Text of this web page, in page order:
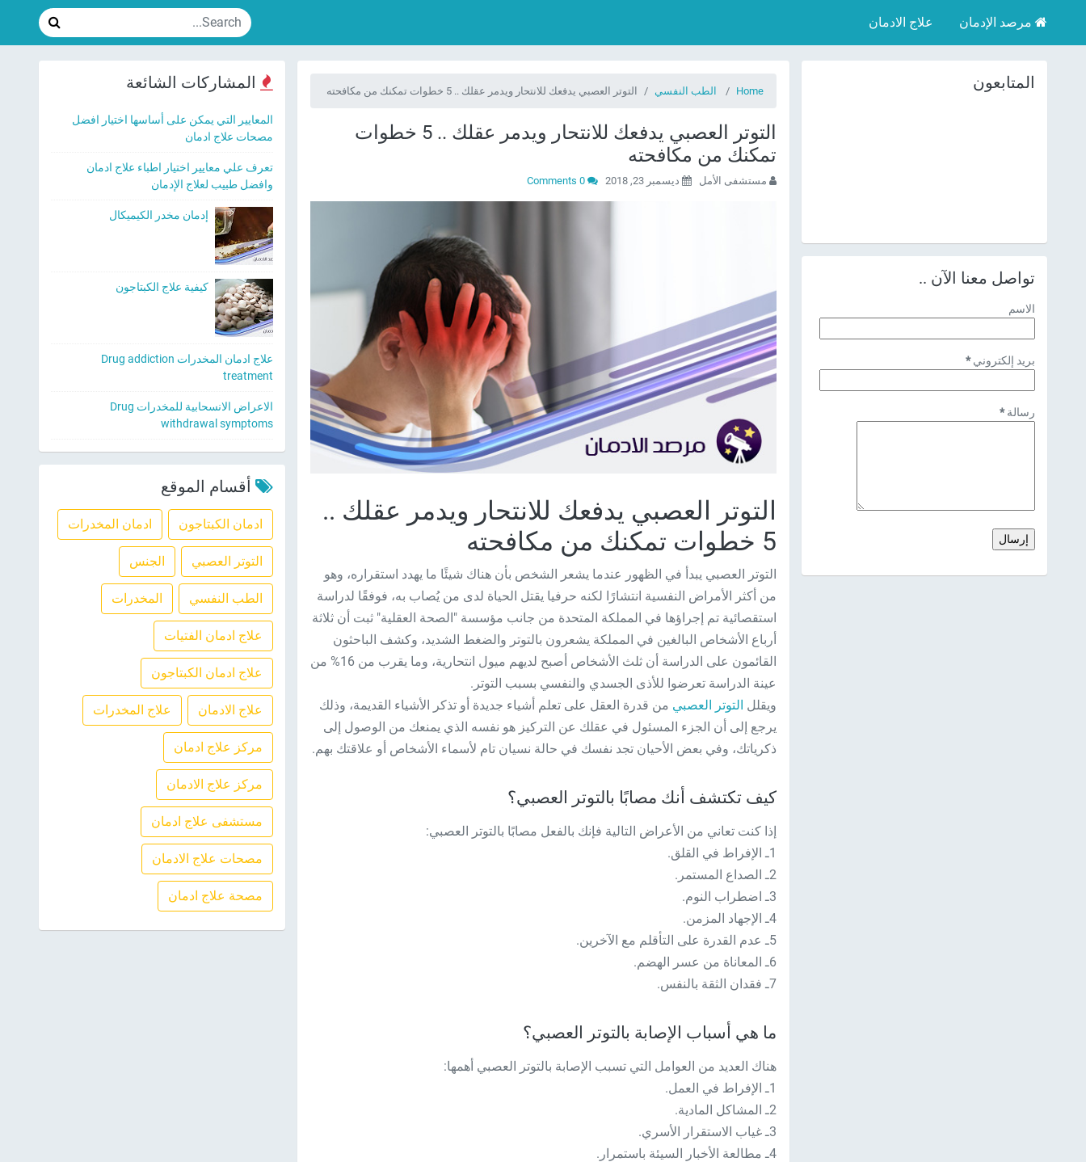
مرصد الإدمان علاج الادمان
Home الطب النفسي التوتر العصبي يدفعك للانتحار ويدمر عقلك .. 5 خطوات تمكنك من مكافحته
التوتر العصبي يدفعك للانتحار ويدمر عقلك .. 5 خطوات
تمكنك من مكافحته
مستشفى الأمل ديسمبر 23, 2018 0 Comments
التوتر العصبي يدفعك للانتحار ويدمر عقلك ..
5 خطوات تمكنك من مكافحته
التوتر العصبي يبدأ في الظهور عندما يشعر الشخص بأن هناك شيئًا ما يهدد استقراره، وهو
من أكثر الأمراض النفسية انتشارًا لكنه حرفيا يقتل الحياة لدى من يُصاب به، فوفقًا لدراسة
استقصائية تم إجراؤها في المملكة المتحدة من جانب مؤسسة "الصحة العقلية" ثبت أن ثلاثة
أرباع الأشخاص البالغين في المملكة يشعرون بالتوتر والضغط الشديد، وكشف الباحثون
القائمون على الدراسة أن ثلث الأشخاص أصبح لديهم ميول انتحارية، وما يقرب من 16% من
عينة الدراسة تعرضوا للأذى الجسدي والنفسي بسبب التوتر.
ويقلل التوتر العصبي من قدرة العقل على تعلم أشياء جديدة أو تذكر الأشياء القديمة، وذلك
يرجع إلى أن الجزء المسئول في عقلك عن التركيز هو نفسه الذي يمنعك من الوصول إلى
ذكرياتك، وفي بعض الأحيان تجد نفسك في حالة نسيان تام لأسماء الأشخاص أو علاقتك بهم.
كيف تكتشف أنك مصابًا بالتوتر العصبي؟
إذا كنت تعاني من الأعراض التالية فإنك بالفعل مصابًا بالتوتر العصبي:
1ـ الإفراط في القلق.
2ـ الصداع المستمر.
3ـ اضطراب النوم.
4ـ الإجهاد المزمن.
5ـ عدم القدرة على التأقلم مع الآخرين.
6ـ المعاناة من عسر الهضم.
7ـ فقدان الثقة بالنفس.
ما هي أسباب الإصابة بالتوتر العصبي؟
هناك العديد من العوامل التي تسبب الإصابة بالتوتر العصبي أهمها:
1ـ الإفراط في العمل.
2ـ المشاكل المادية.
3ـ غياب الاستقرار الأسري.
4ـ مطالعة الأخبار السيئة باستمرار.
المتابعون
تواصل معنا الآن ..
الاسم
بريد إلكتروني*
رسالة*
المشاركات الشائعة
المعايير التي يمكن على أساسها اختيار افضل
مصحات علاج ادمان
تعرف علي معايير اختيار اطباء علاج ادمان
وافضل طبيب لعلاج الإدمان
إدمان مخدر الكيميكال
كيفية علاج الكبتاجون
علاج ادمان المخدرات Drug addiction
treatment
الاعراض الانسحابية للمخدرات Drug
withdrawal symptoms
أقسام الموقع
ادمان الكبتاجون ادمان المخدرات
التوتر العصبي الجنس
الطب النفسي المخدرات
علاج ادمان الفتيات
علاج ادمان الكبتاجون
علاج الادمان علاج المخدرات
مركز علاج ادمان
مركز علاج الادمان
مستشفى علاج ادمان
مصحات علاج الادمان
مصحة علاج ادمان